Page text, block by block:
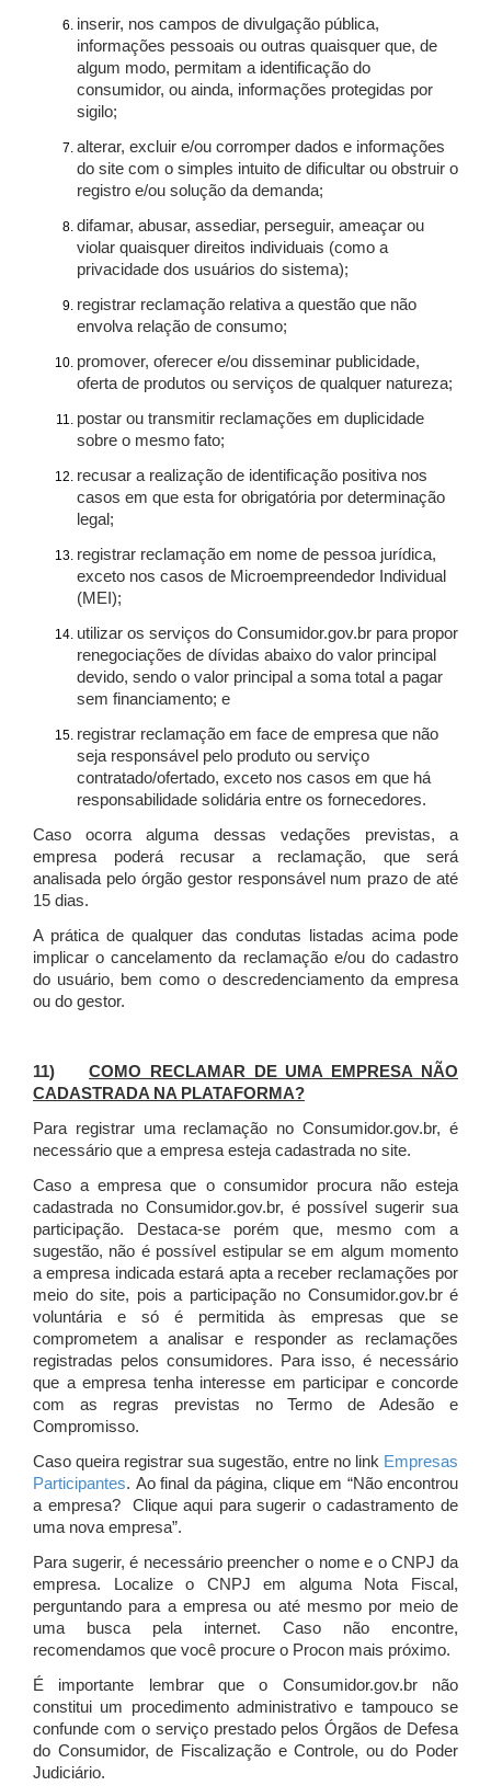
inserir, nos campos de divulgação pública,
informações pessoais ou outras quaisquer que, de
algum modo, permitam a identificação do
consumidor, ou ainda, informações protegidas por
sigilo;
alterar, excluir e/ou corromper dados e informações
do site com o simples intuito de dificultar ou obstruir o
registro e/ou solução da demanda;
difamar, abusar, assediar, perseguir, ameaçar ou
violar quaisquer direitos individuais (como a
privacidade dos usuários do sistema);
registrar reclamação relativa a questão que não
envolva relação de consumo;
promover, oferecer e/ou disseminar publicidade,
oferta de produtos ou serviços de qualquer natureza;
postar ou transmitir reclamações em duplicidade
sobre o mesmo fato;
recusar a realização de identificação positiva nos
casos em que esta for obrigatória por determinação
legal;
registrar reclamação em nome de pessoa jurídica,
exceto nos casos de Microempreendedor Individual
(MEI);
utilizar os serviços do Consumidor.gov.br para propor
renegociações de dívidas abaixo do valor principal
devido, sendo o valor principal a soma total a pagar
sem financiamento; e
registrar reclamação em face de empresa que não
seja responsável pelo produto ou serviço
contratado/ofertado, exceto nos casos em que há
responsabilidade solidária entre os fornecedores.
Caso ocorra alguma dessas vedações previstas, a
empresa poderá recusar a reclamação, que será
analisada pelo órgão gestor responsável num prazo de até
15 dias.
A prática de qualquer das condutas listadas acima pode
implicar o cancelamento da reclamação e/ou do cadastro
do usuário, bem como o descredenciamento da empresa
ou do gestor.
11)COMO RECLAMAR DE UMA EMPRESA NÃO
CADASTRADA NA PLATAFORMA?
Para registrar uma reclamação no Consumidor.gov.br, é
necessário que a empresa esteja cadastrada no site.
Caso a empresa que o consumidor procura não esteja
cadastrada no Consumidor.gov.br, é possível sugerir sua
participação. Destaca-se porém que, mesmo com a
sugestão, não é possível estipular se em algum momento
a empresa indicada estará apta a receber reclamações por
meio do site, pois a participação no Consumidor.gov.br é
voluntária e só é permitida às empresas que se
comprometem a analisar e responder as reclamações
registradas pelos consumidores. Para isso, é necessário
que a empresa tenha interesse em participar e concorde
com as regras previstas no Termo de Adesão e
Compromisso.
Caso queira registrar sua sugestão, entre no link Empresas
Participantes. Ao final da página, clique em “Não encontrou
a empresa? Clique aqui para sugerir o cadastramento de
uma nova empresa”.
Para sugerir, é necessário preencher o nome e o CNPJ da
empresa. Localize o CNPJ em alguma Nota Fiscal,
perguntando para a empresa ou até mesmo por meio de
uma busca pela internet. Caso não encontre,
recomendamos que você procure o Procon mais próximo.
É importante lembrar que o Consumidor.gov.br não
constitui um procedimento administrativo e tampouco se
confunde com o serviço prestado pelos Órgãos de Defesa
do Consumidor, de Fiscalização e Controle, ou do Poder
Judiciário.